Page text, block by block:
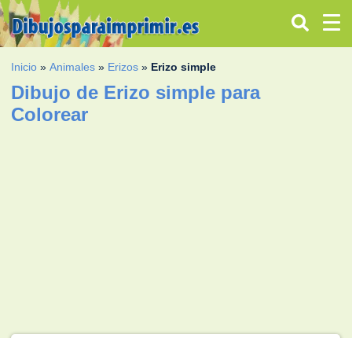
Inicio »Animales » Erizos » Erizo simple
Dibujo de Erizo simple para
Colorear